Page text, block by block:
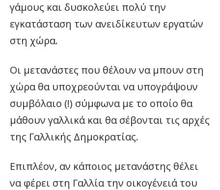
γάμους και δυσκολεύει πολύ την
εγκατάσταση των ανειδίκευτων εργατών
στη χώρα.
Οι μετανάστες που θέλουν να μπουν στη
χώρα θα υποχρεούνται να υπογράψουν
συμβόλαιο (!) σύμφωνα με το οποίο θα
μάθουν γαλλικά και θα σέβονται τις αρχές
της Γαλλικής Δημοκρατίας.
Επιπλέον, αν κάποιος μετανάστης θέλει
να φέρει στη Γαλλία την οικογένειά του